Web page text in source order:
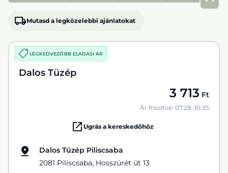
Mutasd a legközelebbi ajánlatokat
LEGKEDVEZŐBB ELADÁSI ÁR
Dalos Tüzép
3 713 Ft
Ár frissítve: 07.28. 10:35
Ugrás a kereskedőhöz
Dalos Tüzép Piliscsaba
2081 Piliscsaba, Hosszúrét út 13